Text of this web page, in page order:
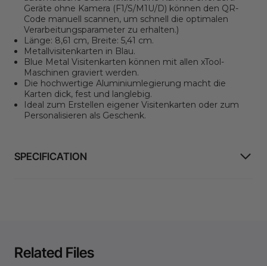
Geräte ohne Kamera (F1/S/M1U/D) können den QR-
Code manuell scannen, um schnell die optimalen
Verarbeitungsparameter zu erhalten.)
Länge: 8,61 cm, Breite: 5,41 cm.
Metallvisitenkarten in Blau.
Blue Metal Visitenkarten können mit allen xTool-
Maschinen graviert werden.
Die hochwertige Aluminiumlegierung macht die
Karten dick, fest und langlebig.
Ideal zum Erstellen eigener Visitenkarten oder zum
Personalisieren als Geschenk.
SPECIFICATION
Related Files